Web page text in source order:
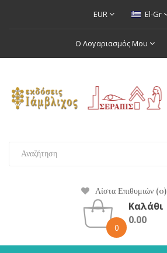
EUR El-Gr
Ο Λογαριασμός Μου
Λίστα Επιθυμιών (0)
0
Καλάθι
0.00